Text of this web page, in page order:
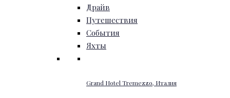
Драйв
Путешествия
События
Яхты
Grand Hotel Tremezzo, Италия